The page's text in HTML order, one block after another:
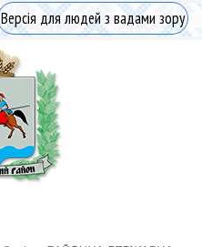
Версія для людей з вадами зору